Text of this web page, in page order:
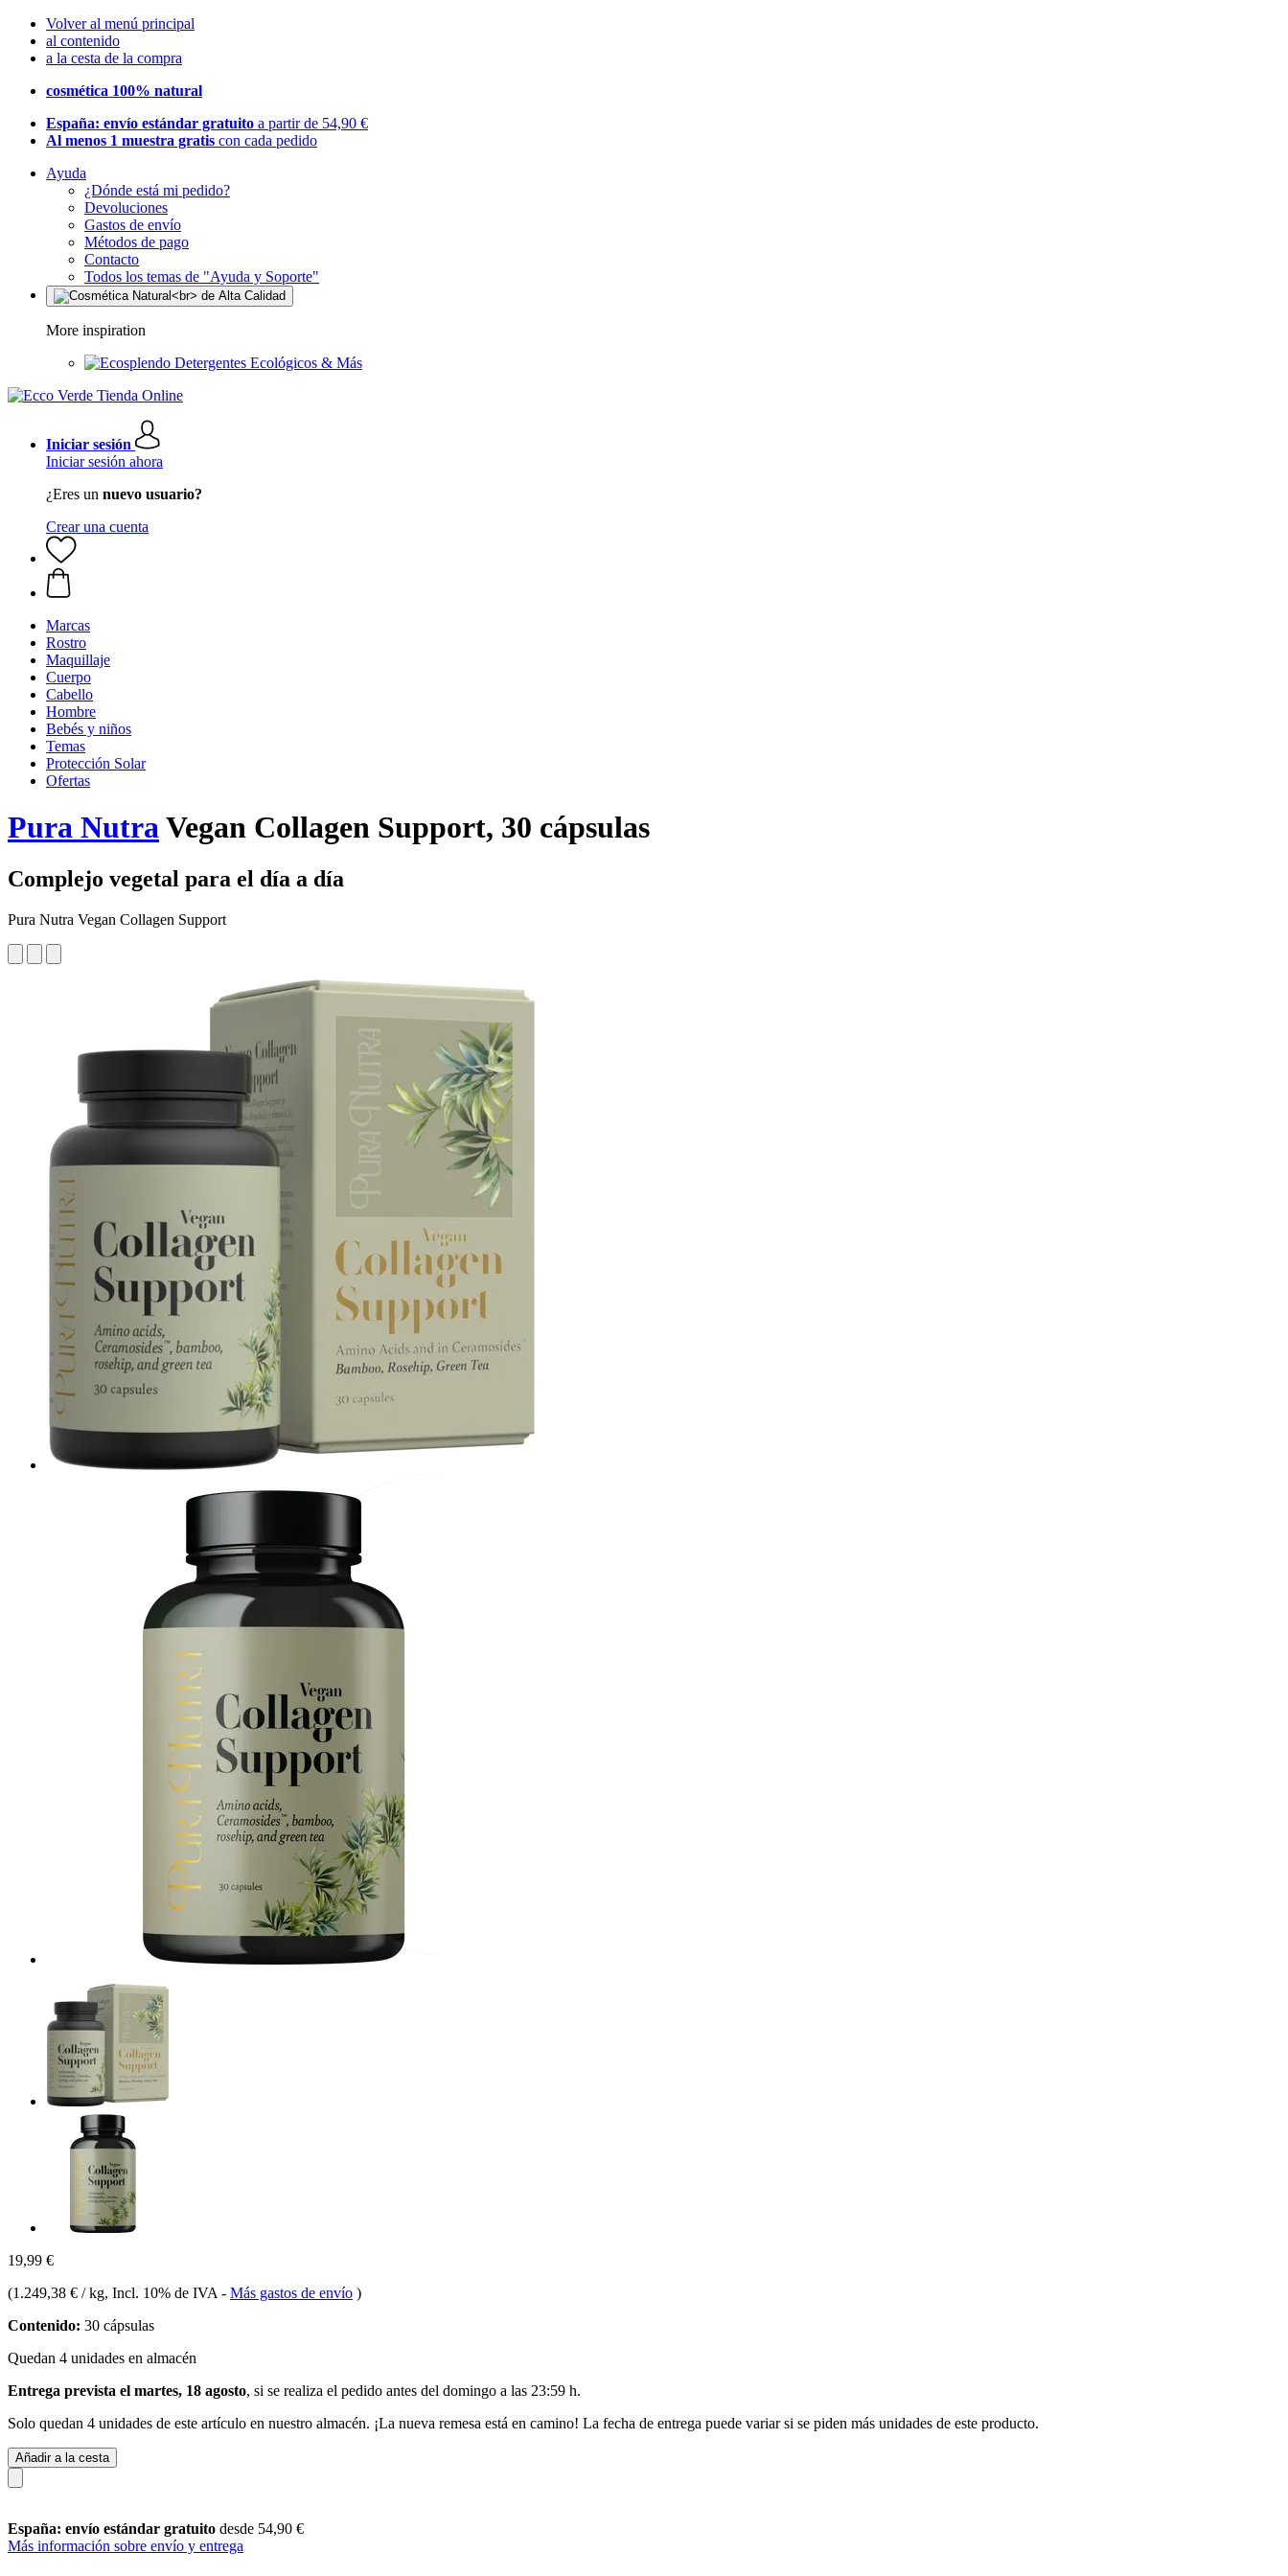
Volver al menú principal
al contenido
a la cesta de la compra
cosmética 100% natural
España: envío estándar gratuito a partir de 54,90 €
Al menos 1 muestra gratis con cada pedido
Ayuda
¿Dónde está mi pedido?
Devoluciones
Gastos de envío
Métodos de pago
Contacto
Todos los temas de "Ayuda y Soporte"
More inspiration
Detergentes Ecológicos & Más
Iniciar sesión
Iniciar sesión ahora
¿Eres un nuevo usuario?
Crear una cuenta
Marcas
Rostro
Maquillaje
Cuerpo
Cabello
Hombre
Bebés y niños
Temas
Protección Solar
Ofertas
Pura NutraVegan Collagen Support, 30 cápsulas
Complejo vegetal para el día a día
Pura Nutra Vegan Collagen Support
19,99 €
(1.249,38 € / kg, Incl. 10% de IVA - Más gastos de envío )
Contenido: 30 cápsulas
Quedan 4 unidades en almacén
Entrega prevista el martes, 18 agosto, si se realiza el pedido antes del domingo a las 23:59 h.
Solo quedan 4 unidades de este artículo en nuestro almacén. ¡La nueva remesa está en camino! La fecha de entrega puede variar si se piden más unidades de este producto.
Añadir a la cesta
España: envío estándar gratuito desde 54,90 €
Más información sobre envío y entrega